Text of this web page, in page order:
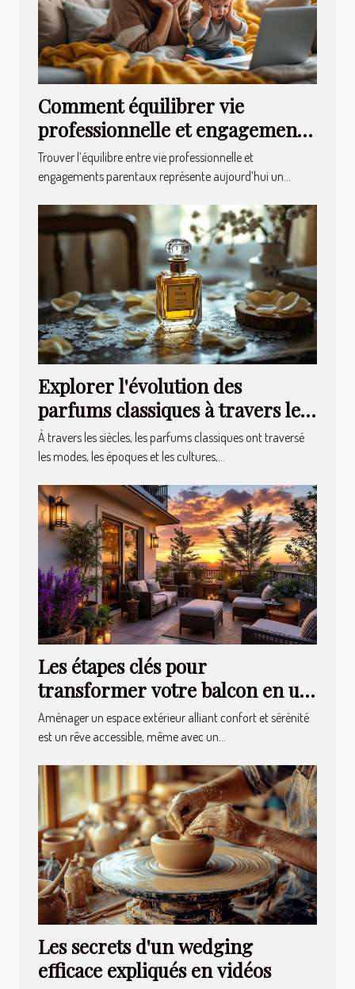
Comment équilibrer vie
professionnelle et engagements
parentaux ?
Trouver l’équilibre entre vie professionnelle et
engagements parentaux représente aujourd’hui un...
Explorer l'évolution des
parfums classiques à travers les
âges
À travers les siècles, les parfums classiques ont traversé
les modes, les époques et les cultures,...
Les étapes clés pour
transformer votre balcon en un
havre de paix
Aménager un espace extérieur alliant confort et sérénité
est un rêve accessible, même avec un...
Les secrets d'un wedging
efficace expliqués en vidéos